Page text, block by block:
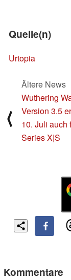
Quelle(n)
Urtopia
⟨
Ältere News
Wuthering
Version 3.5
10. Juli auch
Series X|S
Kommentare